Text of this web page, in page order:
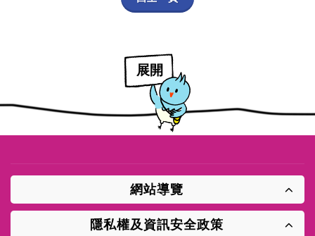
展開
網站導覽
隱私權及資訊安全政策